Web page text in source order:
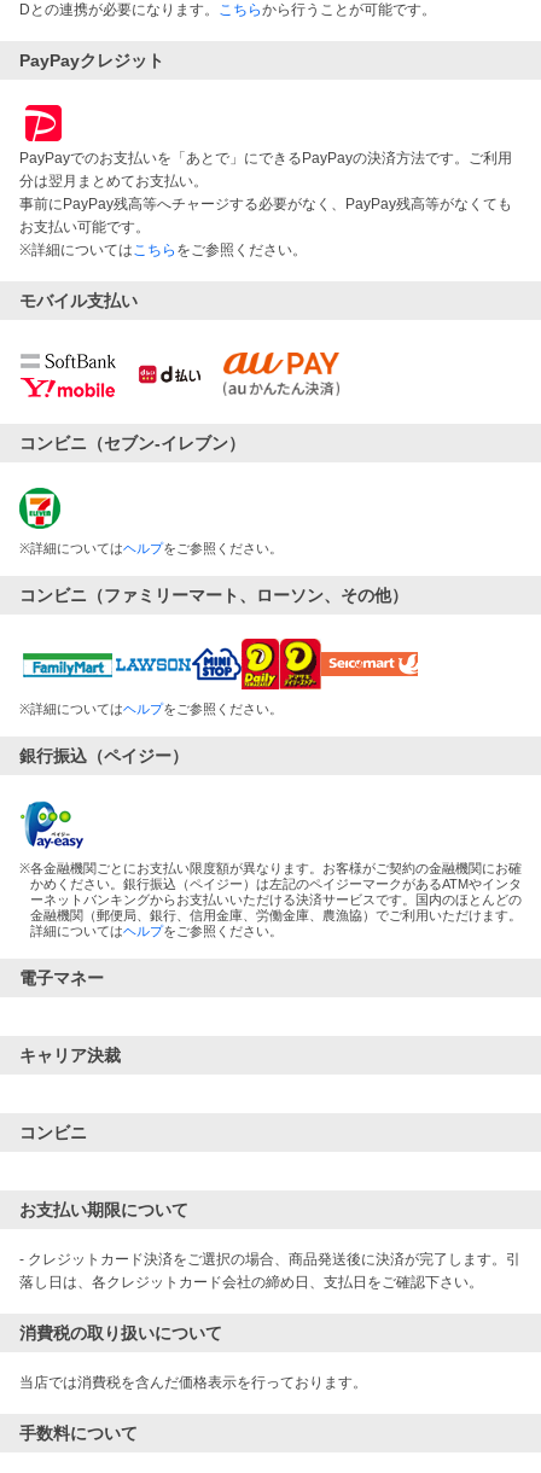
Dとの連携が必要になります。 こちらから行うことが可能です。
PayPayクレジット
PayPayでのお支払いを「あとで」にできるPayPayの決済方法です。ご利用
分は翌月まとめてお支払い。
事前にPayPay残高等へチャージする必要がなく、PayPay残高等がなくても
お支払い可能です。
※詳細についてはこちら をご参照ください。
モバイル支払い
コンビニ（セブン-イレブン）
※詳細についてはヘルプをご参照ください。
コンビニ（ファミリーマート、ローソン、その他）
※詳細についてはヘルプをご参照ください。
銀行振込（ペイジー）
※各金融機関ごとにお支払い限度額が異なります。お客様がご契約の金融機関にお確
かめください。銀行振込（ペイジー）は左記のペイジーマークがあるATMやインタ
ーネットバンキングからお支払いいただける決済サービスです。国内のほとんどの
金融機関（郵便局、銀行、信用金庫、労働金庫、農漁協）でご利用いただけます。
詳細についてはヘルプをご参照ください。
電子マネー
キャリア決裁
コンビニ
お支払い期限について
- クレジットカード決済をご選択の場合、商品発送後に決済が完了します。引
落し日は、各クレジットカード会社の締め日、支払日をご確認下さい。
消費税の取り扱いについて
当店では消費税を含んだ価格表示を行っております。
手数料について